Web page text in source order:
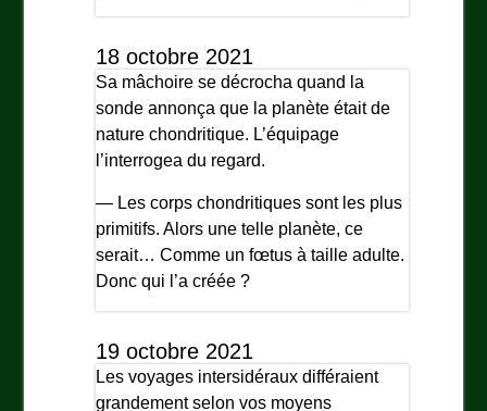
18 octobre 2021
Sa mâchoire se décrocha quand la
sonde annonça que la planète était de
nature chondritique. L’équipage
l’interrogea du regard.
— Les corps chondritiques sont les plus
primitifs. Alors une telle planète, ce
serait… Comme un fœtus à taille adulte.
Donc qui l’a créée ?
19 octobre 2021
Les voyages intersidéraux différaient
grandement selon vos moyens